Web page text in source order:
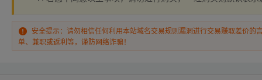
安全提示：请勿相信任何利用本站域名交易规则漏洞进行交易赚取差价的
单、兼职或返利等，谨防网络诈骗！